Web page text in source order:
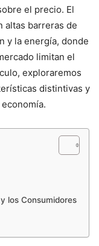
el precio. El
altas barreras de
y la energía, donde
limitan el
exploraremos
distintivas y
los Consumidores